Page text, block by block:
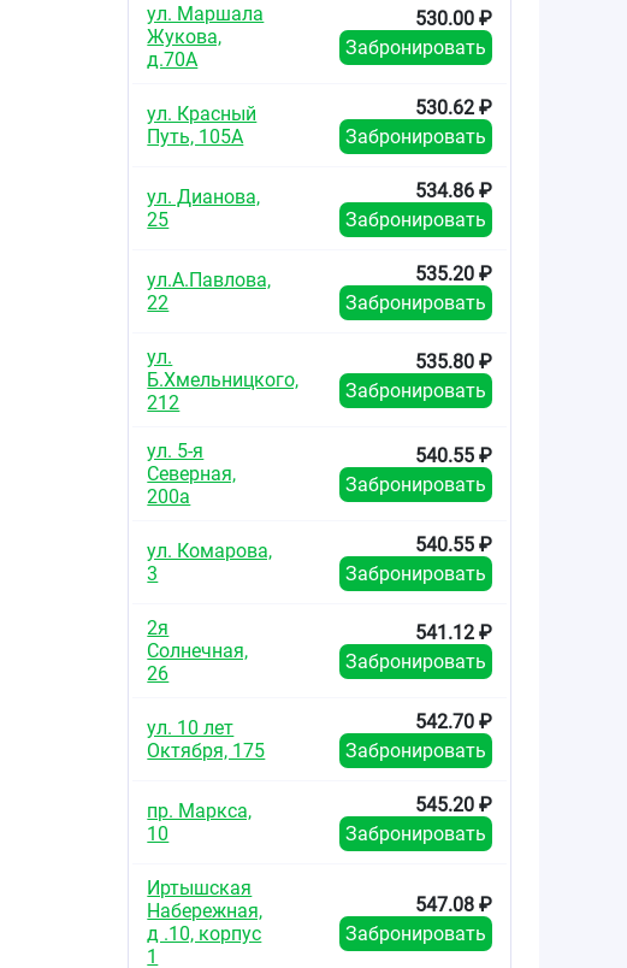
ул. Маршала
Жукова,
д.70А
530.00 ₽
Забронировать
ул. Красный
Путь, 105А
530.62 ₽
Забронировать
ул. Дианова,
25
534.86 ₽
Забронировать
ул.А.Павлова,
22
535.20 ₽
Забронировать
ул.
Б.Хмельницкого,
212
535.80 ₽
Забронировать
ул. 5-я
Северная,
200а
540.55 ₽
Забронировать
ул. Комарова,
3
540.55 ₽
Забронировать
2я
Солнечная,
26
541.12 ₽
Забронировать
ул. 10 лет
Октября, 175
542.70 ₽
Забронировать
пр. Маркса,
10
545.20 ₽
Забронировать
Иртышская
Набережная,
д .10, корпус
1
547.08 ₽
Забронировать